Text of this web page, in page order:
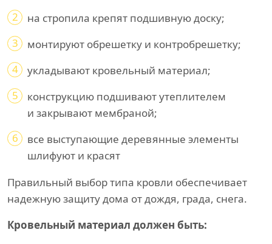
2
на стропила крепят подшивную доску;
3
монтируют обрешетку и контробрешетку;
4
укладывают кровельный материал;
5
конструкцию подшивают утеплителем
и закрывают мембраной;
6
все выступающие деревянные элементы
шлифуют и красят
Правильный выбор типа кровли обеспечивает
надежную защиту дома от дождя, града, снега.
Кровельный материал должен быть: